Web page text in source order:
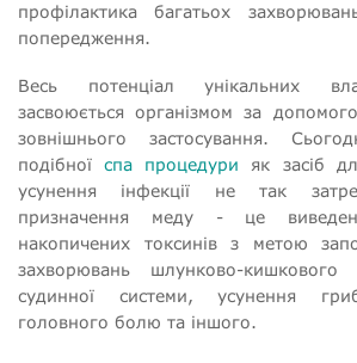
профілактика багатьох
попередження.
Весь потенціал унікальних
засвоюється організмом за
зовнішнього застосування.
подібноїспа процедури як засіб
усунення інфекції не так
призначення меду - це
накопичених токсинів з метою
захворювань шлунково-кишкового
судинної системи, усунення
головного болю та іншого.